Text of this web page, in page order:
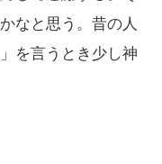
なと思う。昔の人
を言うとき少し神